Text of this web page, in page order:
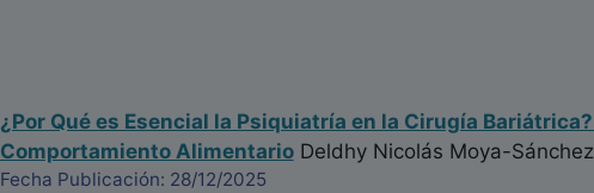
¿Por Qué es Esencial la Psiquiatría en la Cirugía
Comportamiento AlimentarioDeldhy Nicolás Moya-Sánchez
Fecha Publicación: 28/12/2025